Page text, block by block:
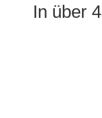
In über